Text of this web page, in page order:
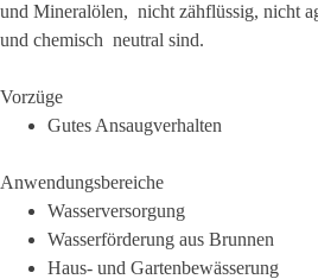
und Mineralölen, nicht zähflüssig, nicht
und chemisch neutral sind.
Vorzüge
Gutes Ansaugverhalten
Anwendungsbereiche
Wasserversorgung
Wasserförderung aus Brunnen
Haus- und Gartenbewässerung